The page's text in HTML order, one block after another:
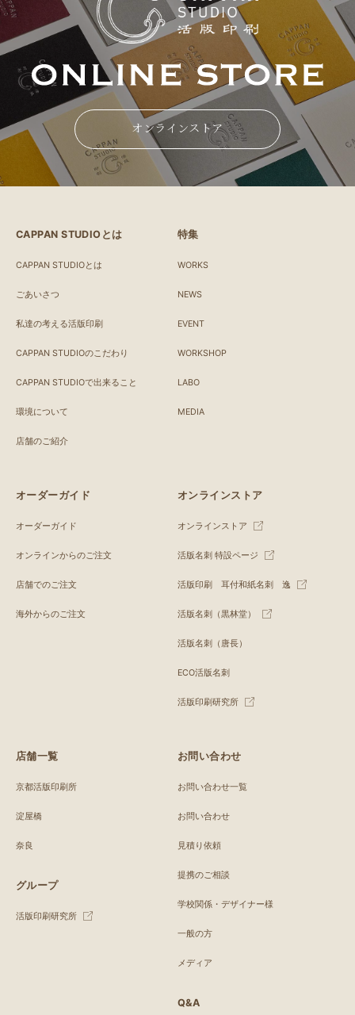
オンラインストア
CAPPAN STUDIOとは
CAPPAN STUDIOとは
ごあいさつ
私達の考える活版印刷
CAPPAN STUDIOのこだわり
CAPPAN STUDIOで出来ること
環境について
店舗のご紹介
特集
WORKS
NEWS
EVENT
WORKSHOP
LABO
MEDIA
オーダーガイド
オーダーガイド
オンラインからのご注文
店舗でのご注文
海外からのご注文
オンラインストア
オンラインストア
活版名刺 特設ページ
活版印刷 耳付和紙名刺 逸
活版名刺（黒林堂）
活版名刺（唐長）
ECO活版名刺
活版印刷研究所
店舗一覧
京都活版印刷所
淀屋橋
奈良
グループ
活版印刷研究所
お問い合わせ
お問い合わせ一覧
お問い合わせ
見積り依頼
提携のご相談
学校関係・デザイナー様
一般の方
メディア
Q&A